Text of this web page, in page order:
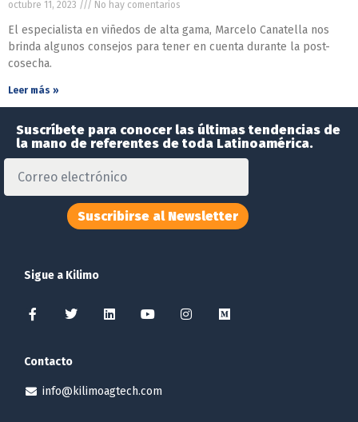
octubre 11, 2023 No hay comentarios
El especialista en viñedos de alta gama, Marcelo Canatella nos
brinda algunos consejos para tener en cuenta durante la post-
cosecha.
Leer más »
Suscríbete para conocer las últimas tendencias de
la mano de referentes de toda Latinoamérica.
Suscribirse al Newsletter
Sigue a Kilimo
Contacto
info@kilimoagtech.com